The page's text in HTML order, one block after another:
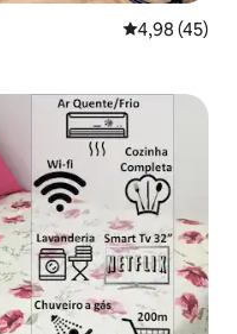
Średnia
4,98 (45)